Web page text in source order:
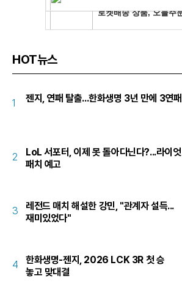
HOT뉴스
1 젠지, 연패 탈출...한화생명 3년 만에 3연패
2
LoL 서포터, 이제 못 돌아다닌다?...라이엇
패치 예고
3
레전드 매치 해설한 강민, "관계자 설득...
재미있었다"
4
한화생명-젠지, 2026 LCK 3R 첫 승
놓고 맞대결